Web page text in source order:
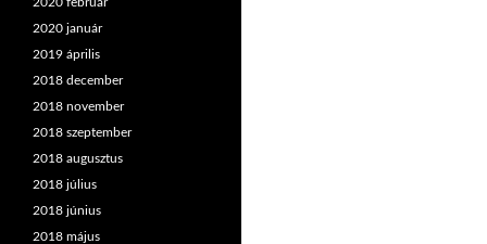
2020 január
2019 április
2018 december
2018 november
2018 szeptember
2018 augusztus
2018 július
2018 június
2018 május